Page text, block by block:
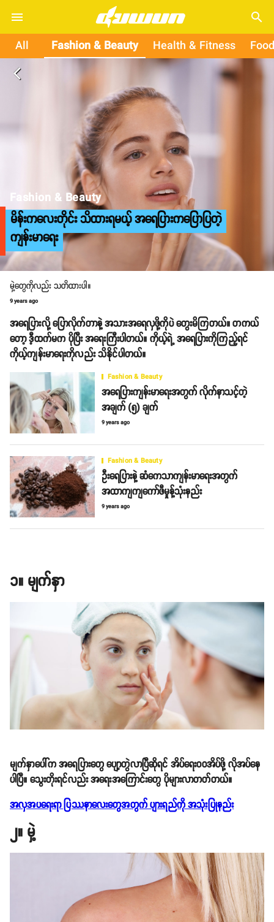
search
All Fashion & Beauty Health & Fitness
arrow_back_ios
Fashion & Beauty
မိန်းကလေးတိုင်း သိထားရမယ့် အရေပြားကပြောပြတဲ့
ကျန်းမာရေး
မှဲ့တွေကိုလည်း သတိထားပါ။
9 years ago
အရေပြားလို့ ပြောလိုက်တာနဲ့ အသားအရေလှဖို့ကိုပဲ တွေးမိကြတယ်။ တကယ်
တော့ ဒီ့ထက်မက ပိုပြီး အရေးကြီးပါတယ်။ ကိုယ့်ရဲ့ အရေပြားကိုကြည့်ရင်
ကိုယ့်ကျန်းမာရေးကိုလည်း သိနိုင်ပါတယ်။
Fashion & Beauty
အရေပြားကျန်းမာရေးအတွက် လိုက်နာသင့်တဲ့
အချက် (၅) ချက်
9 years ago
Fashion & Beauty
ဦးရေပြားနဲ့ ဆံကေသာကျန်းမာရေးအတွက်
အထာကျကျကော်ဖီမှုန့်သုံးနည်း
9 years ago
၁။ မျက်နှာ
မျက်နှာပေါ်က အရေပြားတွေ ပျော့တွဲလာပြီဆိုရင် အိပ်ရေးဝဝအိပ်ဖို့ လိုအပ်နေ
ပါပြီ။ သွေးတိုးရင်လည်း အရေးအကြောင်းတွေ ပိုများလာတတ်တယ်။
အလှအပရေးရာ ပြဿနာလေးတွေအတွက် ပျားရည်ကို အသုံးပြုနည်း
၂။ မှဲ့